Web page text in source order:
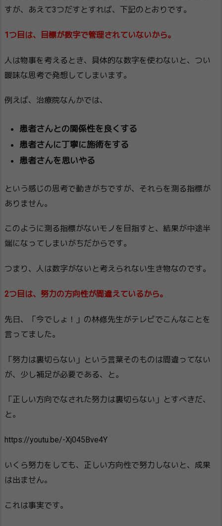
すが、あえて3つだすとすれば、下記のとおりです。
1つ目は、目標が数字で管理されていないから。
人は物事を考えるとき、具体的な数字を使わないと、つい
暖味な思考で発想してしまいます。
例えば、治療院なんかでは、
患者さんとの関係性を良くする
患者さんに丁寧に施術をする
患者さんを思いやる
という感じの思考で動きがちですが、それらを測る指標が
ありません。
このように測る指標がないモノを目指すと、結果が中途半
端になってしまいがちだからです。
つまり、人は数字がないと考えられない生き物なのです。
2つ目は、努力の方向性が間違えているから。
先日、「今でしょ！」の林修先生がテレビでこんなことを
言ってました。
「努力は裏切らない」という言葉そのものは間違ってない
が、少し補足が必要である、と。
「正しい方向でなされた努力は裏切らない」とすべきだ、
と。
https://youtu.be/-Xj045Bve4Y
いくら努力をしても、正しい方向性で努力しないと、成果
は出ません。
これは事実です。